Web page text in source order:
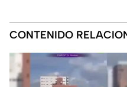
CONTENIDO